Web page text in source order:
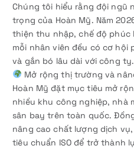
Chúng tôi hiểu rằng đội ngũ
trọng của Hoàn Mỹ. Năm
thiện thu nhập, chế độ phúc
mỗi nhân viên đều có cơ hội
và gắn bó lâu dài với công ty.
Mở rộng thị trường và
Hoàn Mỹ đặt mục tiêu mở
nhiều khu công nghiệp, nhà
sân bay trên toàn quốc.
nâng cao chất lượng dịch
tiêu chuẩn ISO để trở thành